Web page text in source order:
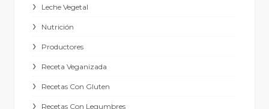
Leche Vegetal
Nutrición
Productores
Receta Veganizada
Recetas Con Gluten
Recetas Con Legumbres